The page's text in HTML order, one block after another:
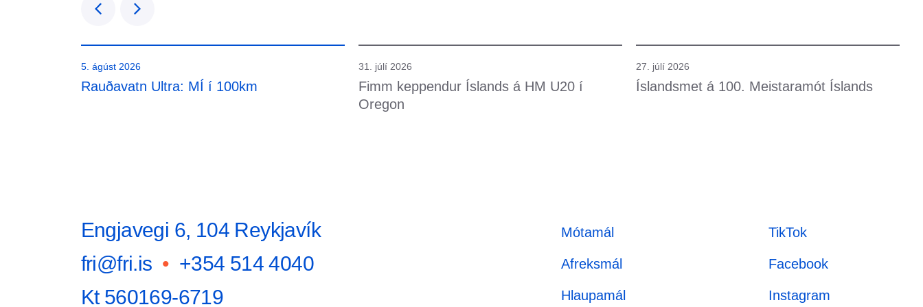
5. ágúst 2026
Rauðavatn Ultra: MÍ í 100km
31. júlí 2026
Fimm keppendur Íslands á HM U20 í
Oregon
27. júlí 2026
Íslandsmet á 100. Meistaramót Íslands
Engjavegi 6, 104 Reykjavík
fri@fri.is • +354 514 4040
Kt 560169-6719
Mótamál
Afreksmál
Hlaupamál
TikTok
Facebook
Instagram